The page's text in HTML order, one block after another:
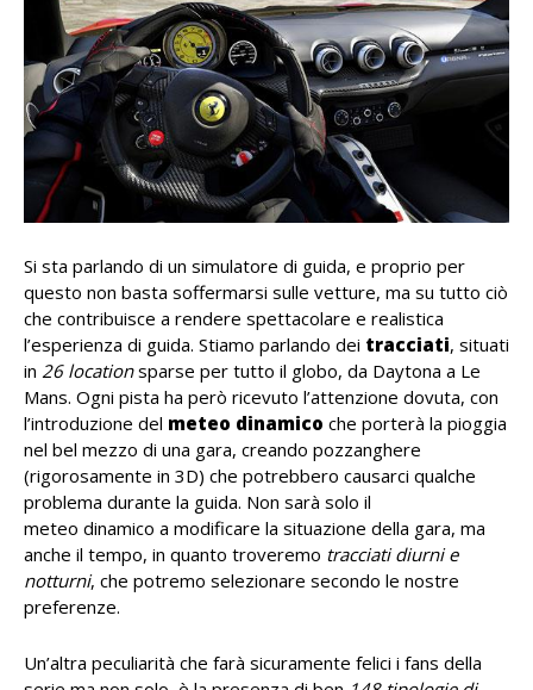
Si sta parlando di un simulatore di guida, e proprio per
questo non basta soffermarsi sulle vetture, ma su tutto ciò
che contribuisce a rendere spettacolare e realistica
l’esperienza di guida. Stiamo parlando dei tracciati, situati
in 26 locationsparse per tutto il globo, da Daytona a Le
Mans. Ogni pista ha però ricevuto l’attenzione dovuta, con
l’introduzione del meteo dinamico che porterà la pioggia
nel bel mezzo di una gara, creando pozzanghere
(rigorosamente in 3D) che potrebbero causarci qualche
problema durante la guida. Non sarà solo il
meteo dinamico a modificare la situazione della gara, ma
anche il tempo, in quanto troveremo tracciati diurni e
notturni, che potremo selezionare secondo le nostre
preferenze.
Un’altra peculiarità che farà sicuramente felici i fans della